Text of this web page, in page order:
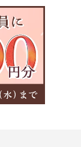
売間近≫～
の大人気